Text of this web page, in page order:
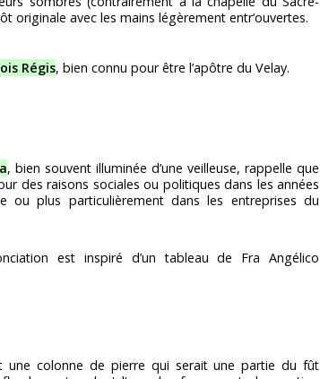
originale avec les mains légèrement entr’ouvertes.
Régis, bien connu pour être l’apôtre du Velay.
, bien souvent illuminée d’une veilleuse, rappelle que
des raisons sociales ou politiques dans les années
ou plus particulièrement dans les entreprises du
est inspiré d’un tableau de Fra Angélico
une colonne de pierre qui serait une partie du fût